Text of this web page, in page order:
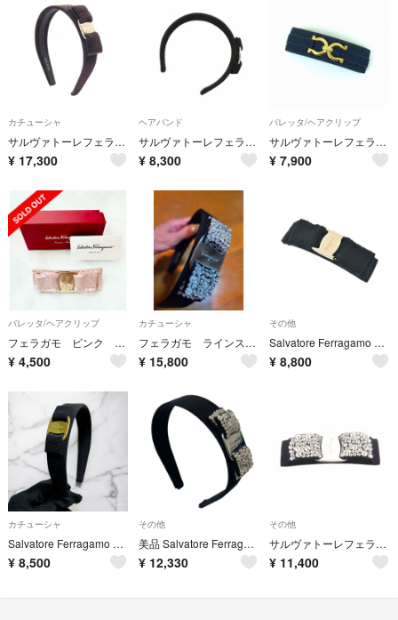
カチューシャ
サルヴァトーレフェラガモ Salvatore Ferragamo ヴァラリボン カチューシャ 衣料品 ファブリック レディース ブラック系 / ゴールド系 【中古】
¥ 17,300
ヘアバンド
サルヴァトーレフェラガモ ヴァラリボン カチューシャ 黒 ブラック /MI
¥ 8,300
バレッタ/ヘアクリップ
サルヴァトーレフェラガモ ダブルガンチーニ バレッタ ネイビー ゴールド
¥ 7,900
バレッタ/ヘアクリップ
フェラガモ ピンク ヴァラリボンバレッタ
¥ 4,500
カチューシャ
フェラガモ ラインストーン カチューシャ
¥ 15,800
その他
Salvatore Ferragamo ヘアアクセサリー 黒 【古着】【中古】【送料無料】
¥ 8,800
カチューシャ
Salvatore Ferragamo サルヴァトーレフェラガモ ヴァラ カチューシャ 黒
¥ 8,500
その他
美品 Salvatore Ferragamo サルヴァトーレフェラガモ ヴァラリボン ビジュー カチューシャ ヘアバンド ブラック レディース 古着 中古 USED
¥ 12,330
その他
サルヴァトーレフェラガモ バレッタ ヴァラリボン ビジュー 黒
¥ 11,400